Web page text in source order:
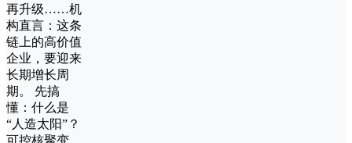
再升级……机
构直言：这条
链上的高价值
企业，要迎来
长期增长周
期。 先搞
懂：什么是
“人造太阳”？
可控核聚变，